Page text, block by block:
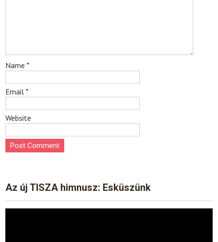
Name*
Email*
Website
Az új TISZA himnusz: Esküszünk